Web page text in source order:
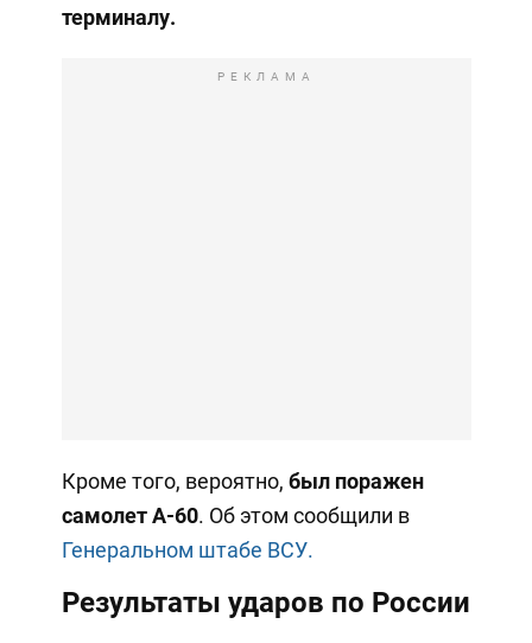
терминалу.
РЕКЛАМА
Кроме того, вероятно, был поражен
самолет А-60. Об этом сообщили в
Генеральном штабе ВСУ.
Результаты ударов по России